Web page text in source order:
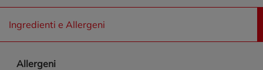
Ingredienti e Allergeni
Allergeni